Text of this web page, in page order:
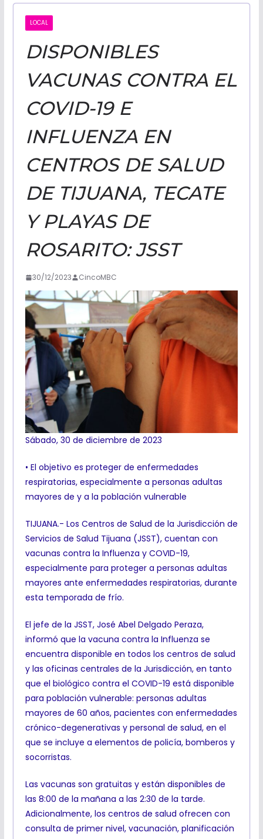
NOTICIAS
LOCAL
DISPONIBLES
VACUNAS CONTRA EL
COVID-19 E
INFLUENZA EN
CENTROS DE SALUD
DE TIJUANA, TECATE
Y PLAYAS DE
ROSARITO: JSST
30/12/2023 CincoMBC
Sábado, 30 de diciembre de 2023
• El objetivo es proteger de enfermedades
respiratorias, especialmente a personas adultas
mayores de y a la población vulnerable
TIJUANA.- Los Centros de Salud de la Jurisdicción de
Servicios de Salud Tijuana (JSST), cuentan con
vacunas contra la Influenza y COVID-19,
especialmente para proteger a personas adultas
mayores ante enfermedades respiratorias, durante
esta temporada de frío.
El jefe de la JSST, José Abel Delgado Peraza,
informó que la vacuna contra la Influenza se
encuentra disponible en todos los centros de salud
y las oficinas centrales de la Jurisdicción, en tanto
que el biológico contra el COVID-19 está disponible
para población vulnerable: personas adultas
mayores de 60 años, pacientes con enfermedades
crónico-degenerativas y personal de salud, en el
que se incluye a elementos de policía, bomberos y
socorristas.
Las vacunas son gratuitas y están disponibles de
las 8:00 de la mañana a las 2:30 de la tarde.
Adicionalmente, los centros de salud ofrecen con
consulta de primer nivel, vacunación, planificación